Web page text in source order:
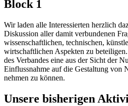
Block 1
Wir laden alle Interessierten herzlich
Diskussion aller damit verbundenen
wissenschaftlichen, technischen,
wirtschaftlichen Aspekten zu
des Verbandes eine aus der Sicht der
Einflussnahme auf die Gestaltung von
nehmen zu können.
Unsere bisherigen